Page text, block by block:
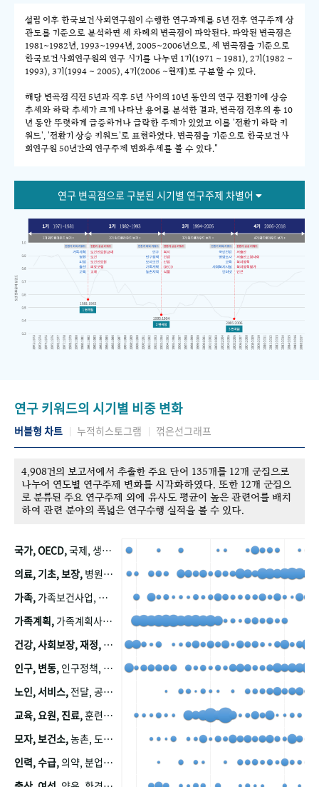
설립 이후 한국보건사회연구원이 수행한 연구과제를 5년 전후 연구주제 상
관도를 기준으로 분석하면 세 차례의 변곡점이 파악된다. 파악된 변곡점은
1981~1982년, 1993~1994년, 2005~2006년으로, 세 변곡점을 기준으로
한국보건사회연구원의 연구 시기를 나누면 1기(1971 ~ 1981), 2기(1982 ~
1993), 3기(1994 ~ 2005), 4기(2006 ~현재)로 구분할 수 있다.
해당 변곡점 직전 5년과 직후 5년 사이의 10년 동안의 연구 전환기에 상승
추세와 하락 추세가 크게 나타난 용어를 분석한 결과, 변곡점 전후의 총 10
년 동안 뚜렷하게 급증하거나 급락한 주제가 있었고 이를 '전환기 하락 키
워드', '전환기 상승 키워드'로 표현하였다. 변곡점을 기준으로 한국보건사
회연구원 50년간의 연구주제 변화추세를 볼 수 있다."
연구 변곡점으로 구분된 시기별 연구주제 차별어
연구 키워드의 시기별 비중 변화
버블형 차트 누적히스토그램 꺾은선그래프
4,908건의 보고서에서 추출한 주요 단어 135개를 12개 군집으로
나누어 연도별 연구주제 변화를 시각화하였다. 또한 12개 군집으
로 분류된 주요 연구주제 외에 유사도 평균이 높은 관련어를 배치
하여 관련 분야의 폭넓은 연구수행 실적을 볼 수 있다.
국가, OECD,국제, 생산, 아시아, 태평양, 태평양지역, 참가
의료, 기초, 보장, 병원, 가정, 연금, 연계, 공적, 일본, 생활, 국민기초생활보장제도, 국민연금, 기금, 저소득층, 근로, 자활, 급여, 환자, 의료비, 모니터링, 한국복지패널, 소득, 지표, 빈곤, 노후, 장애인
가족, 가족보건사업, 산업, 친화, 전국, 출산력
가족계획, 가족계획사업, 가족계획사업평가, 한국가족계획사업, 피임, 보급, 부인, 자궁, 피임약
건강, 사회보장, 재정,
인구, 변동, 인구정책, 저출산, 고령사회, 고령화, 이동, 남북한, 지방자치단체, 컨설팅, 복지정책평가, 집, 사회개발
노인, 서비스, 전달, 공공, 보육, 수요, 공급, 사회서비스, 데이터, 보호, 요양, 아동, 예방, 청소년, 효율, 자원
교육, 요원, 진료,훈련, 보건요원, 마을, 마을건강사업, 보조원, 진료원, 보건진료원, 보건진료원교재
모자, 보건소,농촌, 도시, 금연, 농촌지역, 모자보건사업
인력, 수급,의약, 분업, 식품, 의약품, 의사, 안전